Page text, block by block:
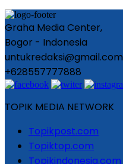
Graha Media Center,
Bogor - Indonesia
untukredaksi@gmail.com
+628557777888
TOPIK MEDIA NETWORK
Topikpost.com
Topiktop.com
Topikindonesia.com